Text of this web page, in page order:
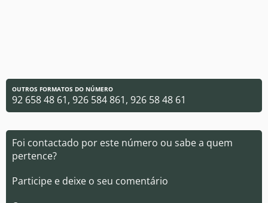
OUTROS FORMATOS DO NÚMERO
92 658 48 61, 926 584 861, 926 58 48 61
Foi contactado por este número ou sabe a quem
pertence?
Participe e deixe o seu comentário